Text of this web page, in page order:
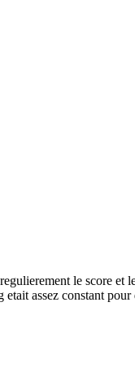
le score et
assez constant